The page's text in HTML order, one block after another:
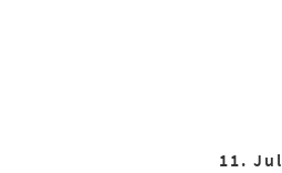
11.